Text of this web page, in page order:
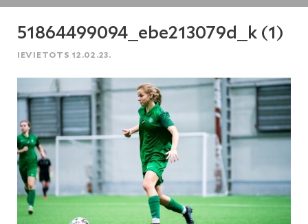
51864499094_ebe213079d_k (1)
IEVIETOTS 12.02.23.